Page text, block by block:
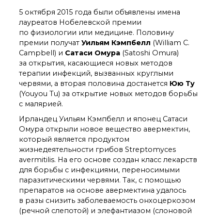
Библиотека
Инфоресурсы
Профком
Документы
Контакты
Основные
направления
Важнейшие
достижения института
Научный Совет РАН
по органической
химии
Искусственный
интеллект (ИИ)
в химии
Аддитивные
технологии
5 октября 2015 года были объявлены имена
лауреатов Нобелевской премии
по физиологии или медицине. Половину
премии получат Уильям Кэмпбелл (William C.
Campbell) и Сатаси Омура (Satoshi Omura)
за открытия, касающиеся новых методов
терапии инфекций, вызванных круглыми
червями, а вторая половина достанется Юю Ту
(Youyou Tu) за открытие новых методов борьбы
с малярией.
Ирландец Уильям Кэмпбелл и японец Сатаси
Омура открыли новое вещество авермектин,
который является продуктом
жизнедеятельности грибов Streptomyces
avermitilis. На его основе создан класс лекарств
для борьбы с инфекциями, переносимыми
паразитическими червями. Так, с помощью
препаратов на основе авермектина удалось
в разы снизить заболеваемость онхоцеркозом
(речной слепотой) и элефантиазом (слоновой